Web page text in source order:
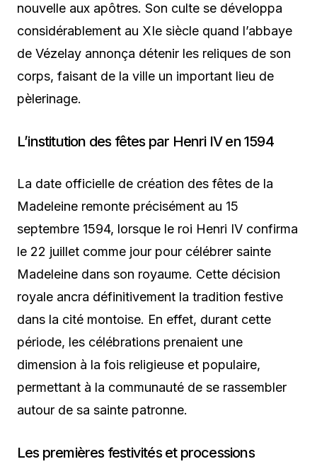
nouvelle aux apôtres. Son culte se développa
considérablement au XIe siècle quand l’abbaye
de Vézelay annonça détenir les reliques de son
corps, faisant de la ville un important lieu de
pèlerinage.
L’institution des fêtes par Henri IV en 1594
La date officielle de création des fêtes de la
Madeleine remonte précisément au 15
septembre 1594, lorsque le roi Henri IV confirma
le 22 juillet comme jour pour célébrer sainte
Madeleine dans son royaume. Cette décision
royale ancra définitivement la tradition festive
dans la cité montoise. En effet, durant cette
période, les célébrations prenaient une
dimension à la fois religieuse et populaire,
permettant à la communauté de se rassembler
autour de sa sainte patronne.
Les premières festivités et processions